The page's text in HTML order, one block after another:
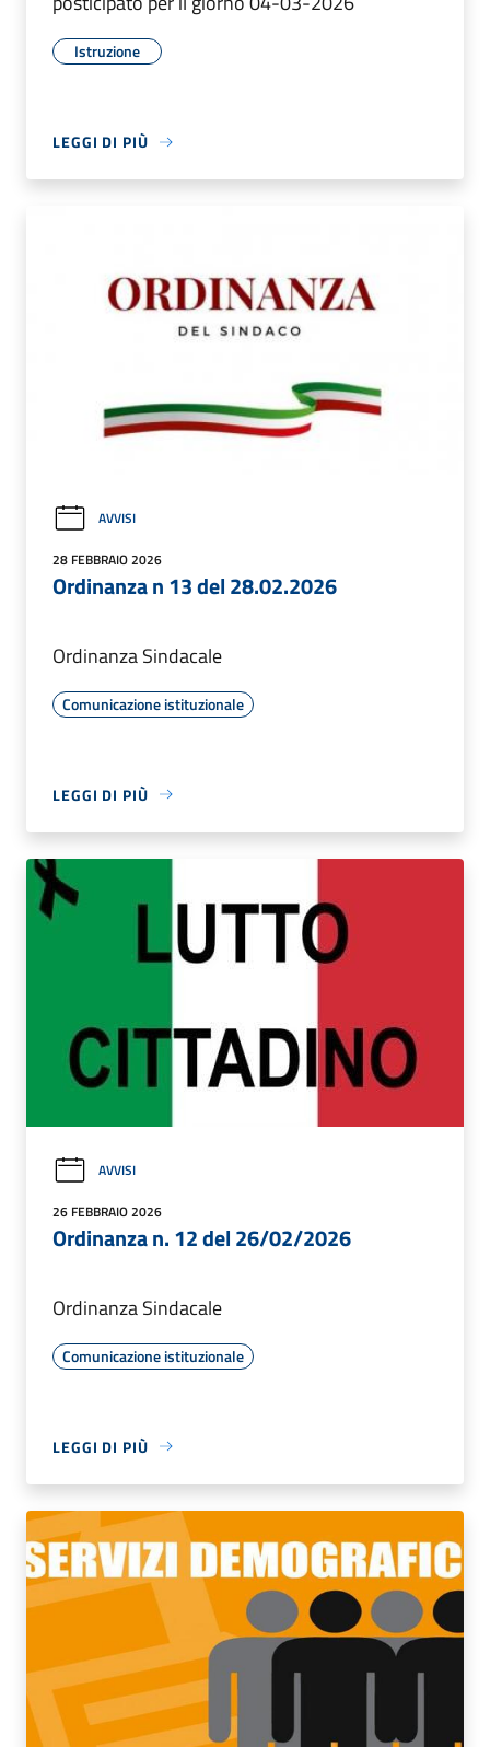
Istruzione
LEGGI DI PIÙ
AVVISI
28 FEBBRAIO 2026
Ordinanza n 13 del 28.02.2026
Ordinanza Sindacale
Comunicazione istituzionale
LEGGI DI PIÙ
AVVISI
26 FEBBRAIO 2026
Ordinanza n. 12 del 26/02/2026
Ordinanza Sindacale
Comunicazione istituzionale
LEGGI DI PIÙ